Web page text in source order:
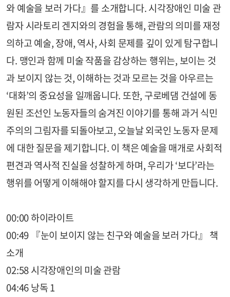
와 예술을 보러 가다』를 소개합니다. 시각장애인 미술 관
람자 시라토리 겐지와의 경험을 통해, 관람의 의미를 재정
의하고 예술, 장애, 역사, 사회 문제를 깊이 있게 탐구합니
다. 맹인과 함께 미술 작품을 감상하는 행위는, 보이는 것
과 보이지 않는 것, 이해하는 것과 모르는 것을 아우르는
‘대화’의 중요성을 일깨웁니다. 또한, 구로베댐 건설에 동
원된 조선인 노동자들의 숨겨진 이야기를 통해 과거 식민
주의의 그림자를 되돌아보고, 오늘날 외국인 노동자 문제
에 대한 질문을 제기합니다. 이 책은 예술을 매개로 사회적
편견과 역사적 진실을 성찰하게 하며, 우리가 ‘보다’라는
행위를 어떻게 이해해야 할지를 다시 생각하게 만듭니다.
00:00 하이라이트
00:49 『눈이 보이지 않는 친구와 예술을 보러 가다』 책
소개
02:58 시각장애인의 미술 관람
04:46 낭독 1